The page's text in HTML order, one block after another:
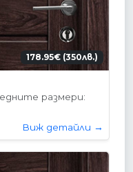
178.95€ (350лв.)
размери:
Виж детайли →